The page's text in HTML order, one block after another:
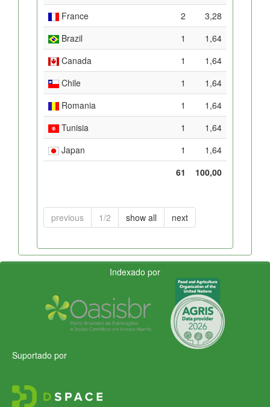
France
2
3,28
Brazil
1
1,64
Canada
1
1,64
Chile
1
1,64
Romania
1
1,64
Tunisia
1
1,64
Japan
1
1,64
61
100,00
previous 1/2 show all next
Indexado por
Suportado por